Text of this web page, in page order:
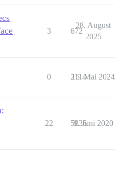
3 672
28. August
2025
0 2114
15. Mai 2024
22 5836
9. Juni 2020